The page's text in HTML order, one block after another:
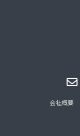
会社概要